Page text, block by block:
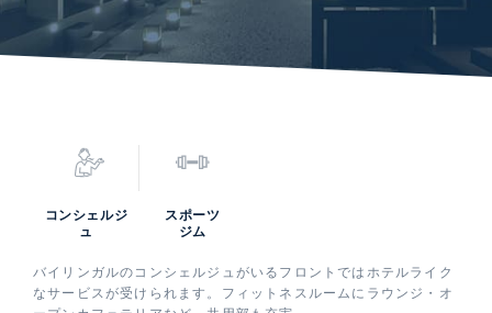
コンシェルジ
ュ
スポーツ
ジム
バイリンガルのコンシェルジュがいるフロントではホテルライク
なサービスが受けられます。フィットネスルームにラウンジ・オ